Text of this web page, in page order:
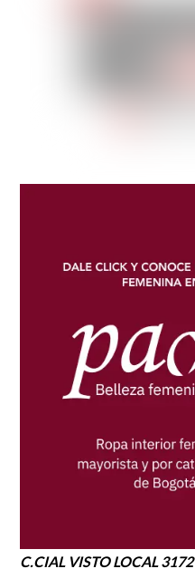
C.CIAL VISTO LOCAL 3172